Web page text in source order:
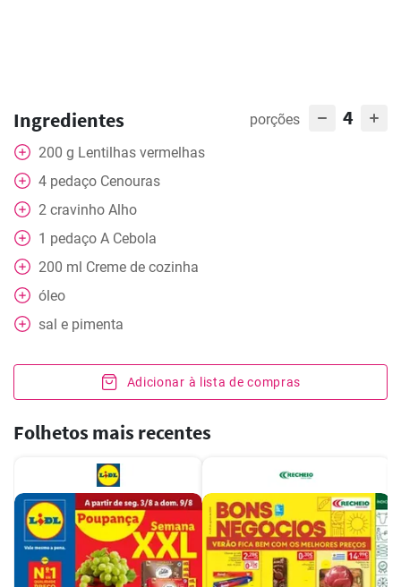
Ingredientes porções 4
200 g Lentilhas vermelhas
4 pedaço Cenouras
2 cravinho Alho
1 pedaço A Cebola
200 ml Creme de cozinha
óleo
sal e pimenta
Adicionar à lista de compras
Folhetos mais recentes